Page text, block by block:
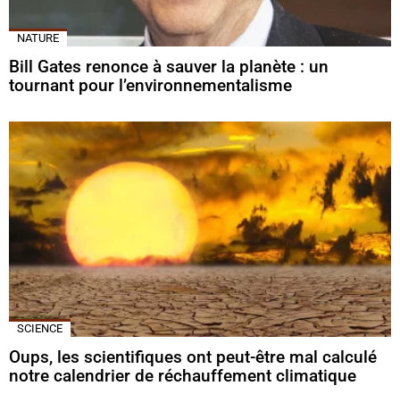
NATURE
Bill Gates renonce à sauver la planète : un
tournant pour l’environnementalisme
SCIENCE
Oups, les scientifiques ont peut-être mal calculé
notre calendrier de réchauffement climatique